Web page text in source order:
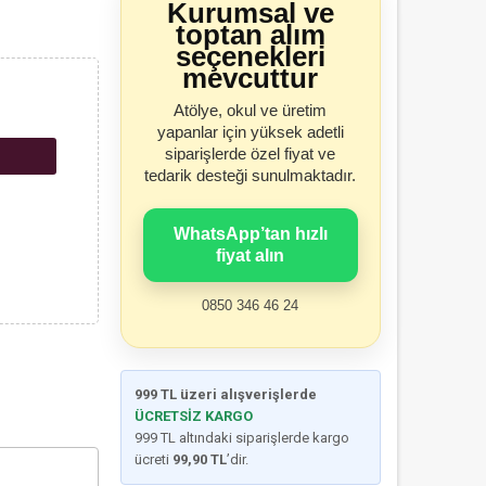
Kurumsal ve
toptan alım
seçenekleri
mevcuttur
Atölye, okul ve üretim
yapanlar için yüksek adetli
siparişlerde özel fiyat ve
tedarik desteği sunulmaktadır.
WhatsApp’tan hızlı
fiyat alın
0850 346 46 24
999 TL üzeri alışverişlerde
ÜCRETSİZ KARGO
999 TL altındaki siparişlerde kargo
ücreti 99,90 TL’dir.